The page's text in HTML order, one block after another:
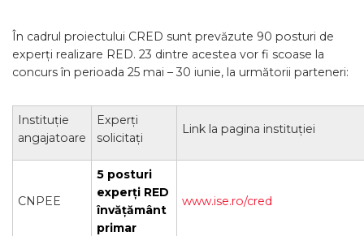
În cadrul proiectului CRED sunt prevăzute 90 posturi de
experți realizare RED. 23 dintre acestea vor fi scoase la
concurs în perioada 25 mai – 30 iunie, la următorii parteneri:
Instituție
angajatoare
Experți
solicitați
Link la pagina instituției
CNPEE
5 posturi
experți RED
învățământ
primar
www.ise.ro/cred